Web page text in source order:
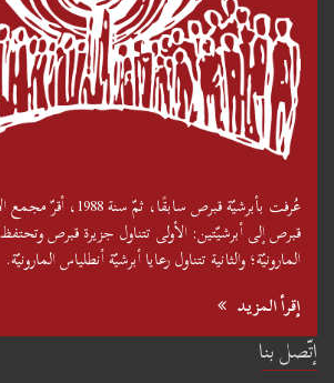
عُرفت بأبرشيّة قبرص سابقًا،
قبرص إلى أبرشيّتين: الأولى تتناول جزيرة قبرص
المارونيّة؛ والثانية تتناول رعايا أبرشيّة أنطلياس المارونيّة.
إقرأ المزيد
إتّصل بنا